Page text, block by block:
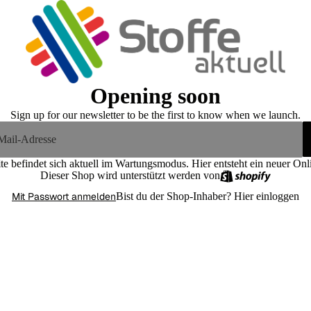
Opening soon
Sign up for our newsletter to be the first to know when we launch.
befindet sich aktuell im Wartungsmodus. Hier entsteht ein neuer
Dieser Shop wird unterstützt werden von
Mit Passwort anmeldenBist du der Shop-Inhaber? Hier einloggen